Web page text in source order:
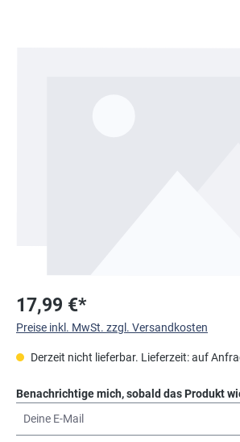
17,99 €*
Preise inkl. MwSt. zzgl. Versandkosten
Derzeit nicht lieferbar. Lieferzeit: auf
Benachrichtige mich, sobald das Produkt